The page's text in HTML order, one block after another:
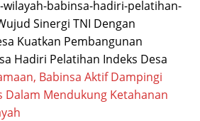
-wilayah-babinsa-hadiri-pelatihan-
Sinergi TNI Dengan
Kuatkan Pembangunan
Hadiri Pelatihan Indeks Desa
Babinsa Aktif Dampingi
Dalam Mendukung Ketahanan